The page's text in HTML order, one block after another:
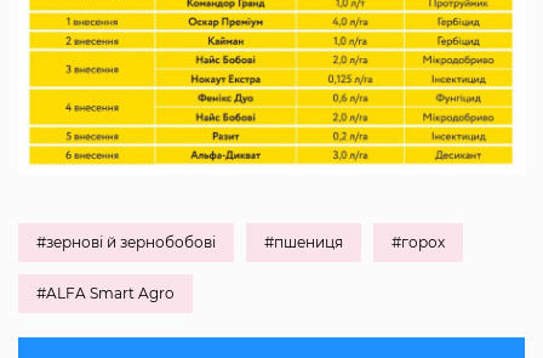
#зернові й зернобобові #пшениця #горох
#ALFA Smart Agro